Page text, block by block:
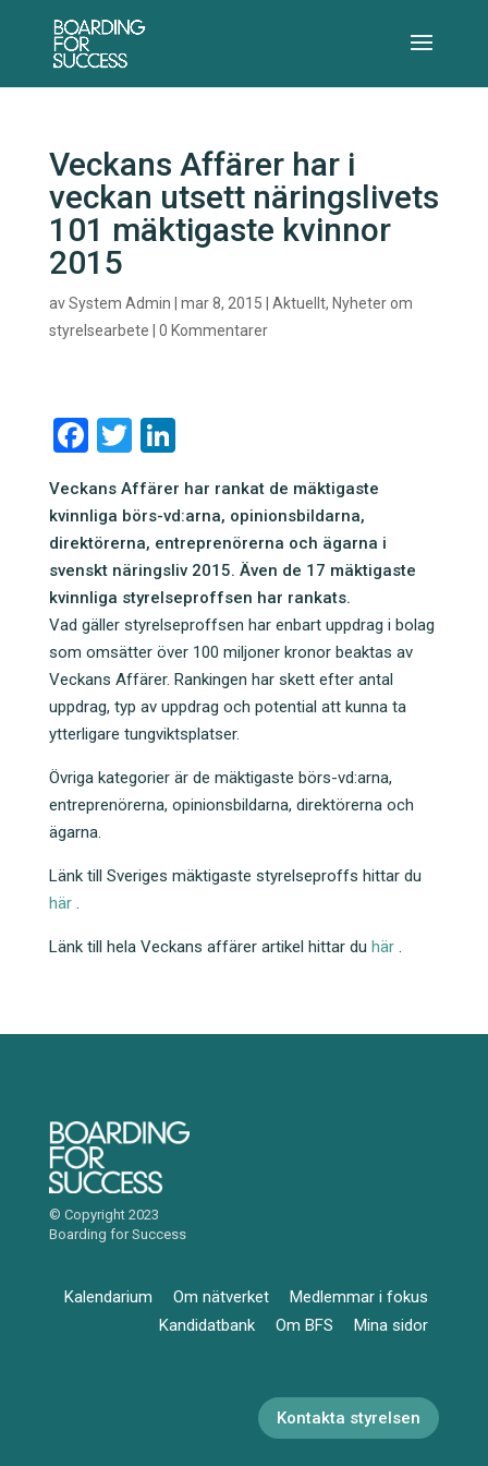
Veckans Affärer har i
veckan utsett näringslivets
101 mäktigaste kvinnor
2015
avSystem Admin mar 8, 2015 Aktuellt, Nyheter om
styrelsearbete
0 Kommentarer
F
c
e
b
o
o
k
T
tt
er
Li
k
e
dI
n
Veckans Affärer har rankat de mäktigaste
kvinnliga börs-vd:arna, opinionsbildarna,
direktörerna, entreprenörerna och ägarna i
svenskt näringsliv 2015. Även de 17 mäktigaste
kvinnliga styrelseproffsen har rankats.
Vad gäller styrelseproffsen har enbart uppdrag i bolag
som omsätter över 100 miljoner kronor beaktas av
Veckans Affärer. Rankingen har skett efter antal
uppdrag, typ av uppdrag och potential att kunna ta
ytterligare tungviktsplatser.
Övriga kategorier är de mäktigaste börs-vd:arna,
entreprenörerna, opinionsbildarna, direktörerna och
ägarna.
Länk till Sveriges mäktigaste styrelseproffs hittar du
här.
Länk till hela Veckans affärer artikel hittar du här.
© Copyright 2023
Boarding for Success
Kalendarium Om nätverket
Medlemmar i fokus
Kandidatbank
Om BFS Mina sidor
Kontakta styrelsen